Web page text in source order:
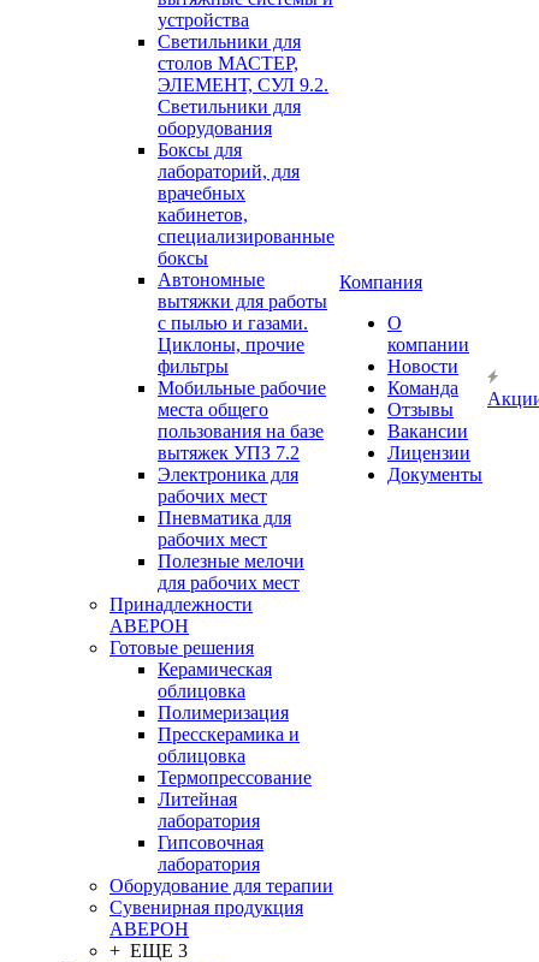
устройства
Светильники для
столов МАСТЕР,
ЭЛЕМЕНТ, СУЛ 9.2.
Светильники для
оборудования
Боксы для
лабораторий, для
врачебных
кабинетов,
специализированные
боксы
Автономные
вытяжки для работы
с пылью и газами.
Циклоны, прочие
фильтры
Мобильные рабочие
места общего
пользования на базе
вытяжек УПЗ 7.2
Электроника для
рабочих мест
Пневматика для
рабочих мест
Полезные мелочи
для рабочих мест
Принадлежности
АВЕРОН
Готовые решения
Керамическая
облицовка
Полимеризация
Пресскерамика и
облицовка
Термопрессование
Литейная
лаборатория
Гипсовочная
лаборатория
Оборудование для терапии
Сувенирная продукция
АВЕРОН
+ ЕЩЕ 3
Компания
О
компании
Новости
Команда
Отзывы
Вакансии
Лицензии
Документы